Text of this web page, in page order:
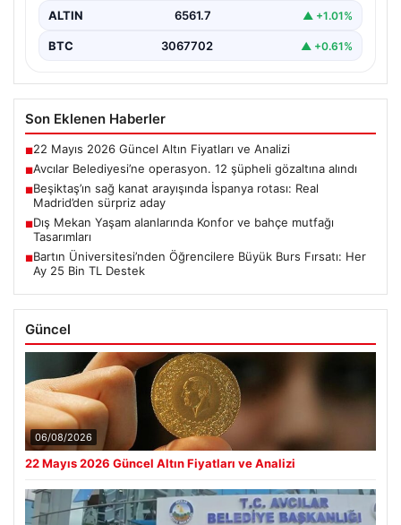
ALTIN 6561.7 ▲ +1.01%
BTC 3067702 ▲ +0.61%
Son Eklenen Haberler
■22 Mayıs 2026 Güncel Altın Fiyatları ve Analizi
■Avcılar Belediyesi’ne operasyon. 12 şüpheli gözaltına alındı
■Beşiktaş’ın sağ kanat arayışında İspanya rotası: Real
Madrid’den sürpriz aday
■Dış Mekan Yaşam alanlarında Konfor ve bahçe mutfağı
Tasarımları
■Bartın Üniversitesi’nden Öğrencilere Büyük Burs Fırsatı: Her
Ay 25 Bin TL Destek
Güncel
06/08/2026
22 Mayıs 2026 Güncel Altın Fiyatları ve Analizi